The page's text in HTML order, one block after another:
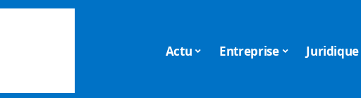
Actu Entreprise Juridique